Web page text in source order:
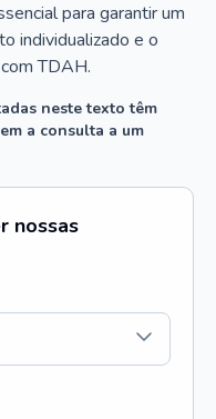
para garantir um
individualizado e o
TDAH.
neste texto têm
a consulta a um
nossas